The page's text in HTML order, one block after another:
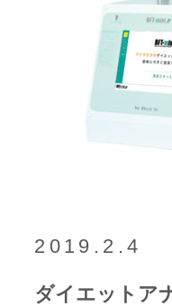
2019.2.4
ダイエットア